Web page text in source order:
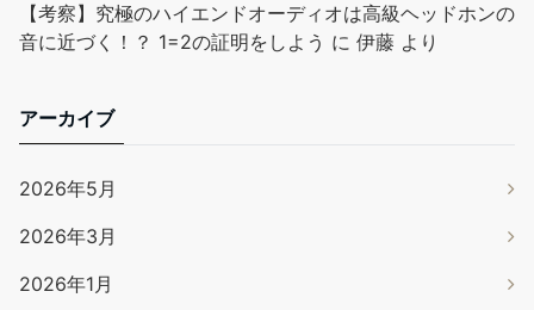
【考察】究極のハイエンドオーディオは高級ヘッドホンの
音に近づく！？ 1=2の証明をしよう に 伊藤 より
アーカイブ
2026年5月
2026年3月
2026年1月